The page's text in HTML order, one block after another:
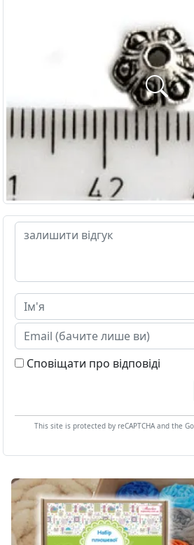
Сповіщати про відповіді
This site is protected by reCAPTCHA and the